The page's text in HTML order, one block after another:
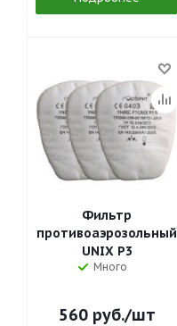
Фильтр
противоаэрозольный
UNIX P3
Много
560руб./шт